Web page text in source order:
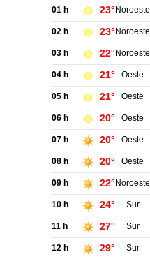
01 h 23° Noroeste
02 h 23° Noroeste
03 h 22° Noroeste
04 h 21° Oeste
05 h 21° Oeste
06 h 20° Oeste
07 h 20° Oeste
08 h 20° Oeste
09 h 22° Noroeste
10 h 24° Sur
11 h 27° Sur
12 h 29° Sur